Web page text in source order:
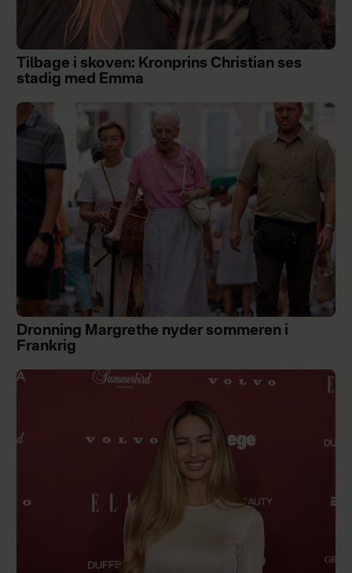
Tilbage i skoven: Kronprins Christian ses
stadig med Emma
Dronning Margrethe nyder sommeren i
Frankrig